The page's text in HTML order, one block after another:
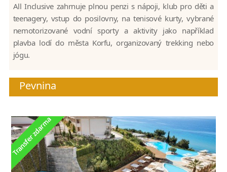
All Inclusive zahrnuje plnou penzi s nápoji, klub pro děti a
teenagery, vstup do posilovny, na tenisové kurty, vybrané
nemotorizované vodní sporty a aktivity jako například
plavba lodí do města Korfu, organizovaný trekking nebo
jógu.
Pevnina